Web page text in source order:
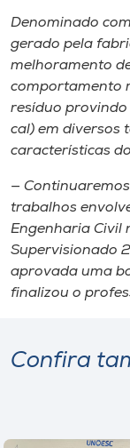
Denominado
gerado pela
melhoramento
comportamento
resíduo provindo
cal) em diversos
características
—
trabalhos
Engenharia Civil
Supervisionado
aprovada uma
finalizou o
Confira